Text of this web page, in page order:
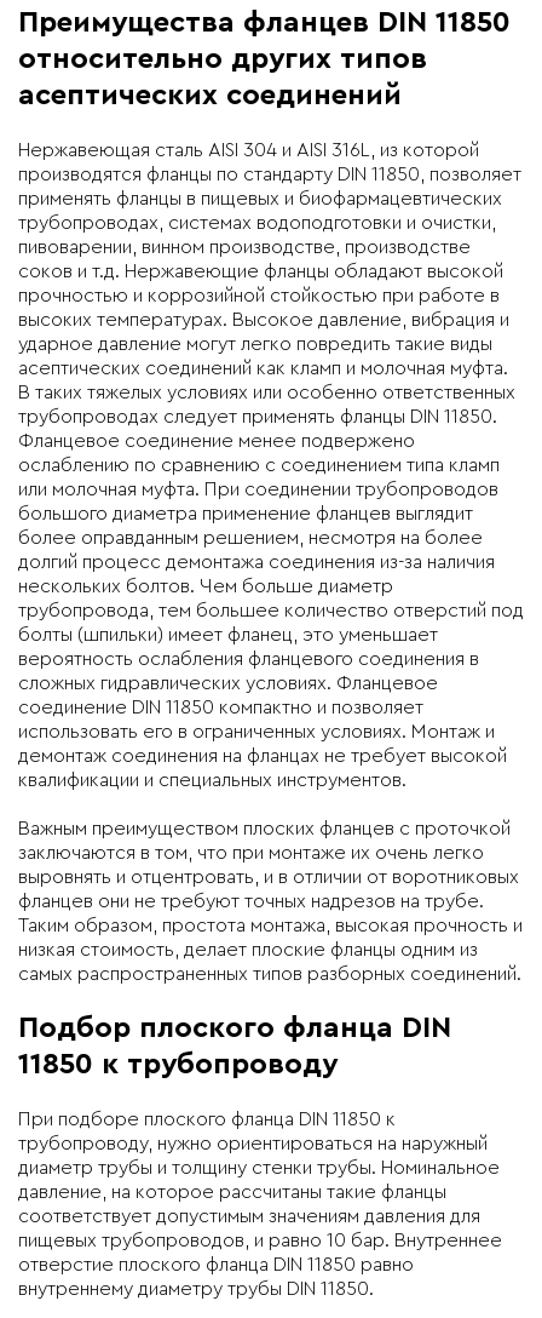
Преимущества фланцев DIN 11850
относительно других типов
асептических соединений
Нержавеющая сталь AISI 304 и AISI 316L, из которой
производятся фланцы по стандарту DIN 11850, позволяет
применять фланцы в пищевых и биофармацевтических
трубопроводах, системах водоподготовки и очистки,
пивоварении, винном производстве, производстве
соков и т.д. Нержавеющие фланцы обладают высокой
прочностью и коррозийной стойкостью при работе в
высоких температурах. Высокое давление, вибрация и
ударное давление могут легко повредить такие виды
асептических соединений как кламп и молочная муфта.
В таких тяжелых условиях или особенно ответственных
трубопроводах следует применять фланцы DIN 11850.
Фланцевое соединение менее подвержено
ослаблению по сравнению с соединением типа кламп
или молочная муфта. При соединении трубопроводов
большого диаметра применение фланцев выглядит
более оправданным решением, несмотря на более
долгий процесс демонтажа соединения из-за наличия
нескольких болтов. Чем больше диаметр
трубопровода, тем большее количество отверстий под
болты (шпильки) имеет фланец, это уменьшает
вероятность ослабления фланцевого соединения в
сложных гидравлических условиях. Фланцевое
соединение DIN 11850 компактно и позволяет
использовать его в ограниченных условиях. Монтаж и
демонтаж соединения на фланцах не требует высокой
квалификации и специальных инструментов.
Важным преимуществом плоских фланцев с проточкой
заключаются в том, что при монтаже их очень легко
выровнять и отцентровать, и в отличии от воротниковых
фланцев они не требуют точных надрезов на трубе.
Таким образом, простота монтажа, высокая прочность и
низкая стоимость, делает плоские фланцы одним из
самых распространенных типов разборных соединений.
Подбор плоского фланца DIN
11850 к трубопроводу
При подборе плоского фланца DIN 11850 к
трубопроводу, нужно ориентироваться на наружный
диаметр трубы и толщину стенки трубы. Номинальное
давление, на которое рассчитаны такие фланцы
соответствует допустимым значениям давления для
пищевых трубопроводов, и равно 10 бар. Внутреннее
отверстие плоского фланца DIN 11850 равно
внутреннему диаметру трубы DIN 11850.